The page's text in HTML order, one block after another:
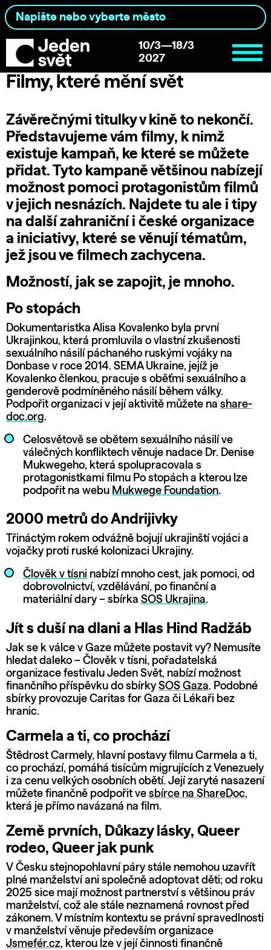
10/3—18/3
2027
Filmy, které mění svět
Závěrečnými titulky v kině to nekončí.
Představujeme vám filmy, k nimž
existuje kampaň, ke které se můžete
přidat. Tyto kampaně většinou nabízejí
možnost pomoci protagonistům filmů
v jejich nesnázích. Najdete tu ale i tipy
na další zahraniční i české organizace
a iniciativy, které se věnují tématům,
jež jsou ve filmech zachycena.
Možností, jak se zapojit, je mnoho.
Po stopách
Dokumentaristka Alisa Kovalenko byla první
Ukrajinkou, která promluvila o vlastní zkušenosti
sexuálního násilí páchaného ruskými vojáky na
Donbase v roce 2014. SEMA Ukraine, jejíž je
Kovalenko členkou, pracuje s oběťmi sexuálního a
genderově podmíněného násilí během války.
Podpořit organizaci v její aktivitě můžete na share-
doc.org.
Celosvětově se obětem sexuálního násilí ve
válečných konfliktech věnuje nadace Dr. Denise
Mukwegeho, která spolupracovala s
protagonistkami filmu Po stopách a kterou lze
podpořit na webu Mukwege Foundation.
2000 metrů do Andrijivky
Třináctým rokem odvážně bojují ukrajinští vojáci a
vojačky proti ruské kolonizaci Ukrajiny.
Člověk v tísni nabízí mnoho cest, jak pomoci, od
dobrovolnictví, vzdělávání, po finanční a
materiální dary – sbírka SOS Ukrajina.
Jít s duší na dlani a Hlas Hind Radžáb
Jak se k válce v Gaze můžete postavit vy? Nemusíte
hledat daleko – Člověk v tísni, pořadatelská
organizace festivalu Jeden Svět, nabízí možnost
finančního příspěvku do sbírky SOS Gaza. Podobné
sbírky provozuje Caritas for Gaza či Lékaři bez
hranic.
Carmela a ti, co prochází
Štědrost Carmely, hlavní postavy filmu Carmela a ti,
co prochází, pomáhá tisícům migrujících z Venezuely
i za cenu velkých osobních obětí. Její zaryté nasazení
můžete finančně podpořit ve sbírce na ShareDoc,
která je přímo navázaná na film.
Země prvních, Důkazy lásky, Queer
rodeo, Queer jak punk
V Česku stejnopohlavní páry stále nemohou uzavřít
plné manželství ani společně adoptovat děti; od roku
2025 sice mají možnost partnerství s většinou práv
manželství, což ale stále neznamená rovnost před
zákonem. V místním kontextu se právní spravedlnosti
v manželství věnuje především organizace
Jsmefér.cz, kterou lze v její činnosti finančně